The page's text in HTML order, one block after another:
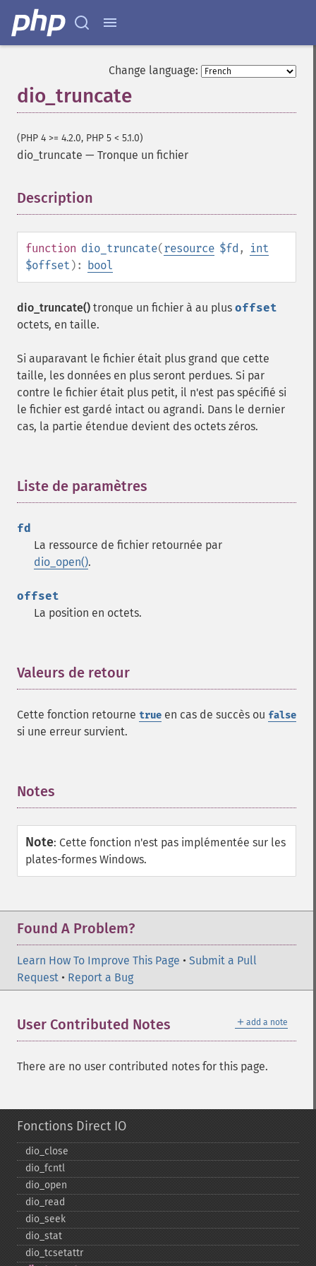
Change language:
dio_truncate
(PHP 4 >= 4.2.0, PHP 5 < 5.1.0)
dio_truncate — Tronque un fichier
Description
function dio_truncate(resource $fd ,
int
$offset ): bool
dio_truncate() tronque un fichier à au plus offset
octets, en taille.
Si auparavant le fichier était plus grand que cette
taille, les données en plus seront perdues. Si par
contre le fichier était plus petit, il n'est pas spécifié si
le fichier est gardé intact ou agrandi. Dans le dernier
cas, la partie étendue devient des octets zéros.
Liste de paramètres
fd
La ressource de fichier retournée par
dio_open().
offset
La position en octets.
Valeurs de retour
Cette fonction retourne true en cas de succès ou false
si une erreur survient.
Notes
Note: Cette fonction n'est pas implémentée sur les
plates-formes Windows.
Found A Problem?
Learn How To Improve This Page • Submit a Pull
Request • Report a Bug
＋ add a note
User Contributed Notes
There are no user contributed notes for this page.
Fonctions Direct IO
dio_​close
dio_​fcntl
dio_​open
dio_​read
dio_​seek
dio_​stat
dio_​tcsetattr